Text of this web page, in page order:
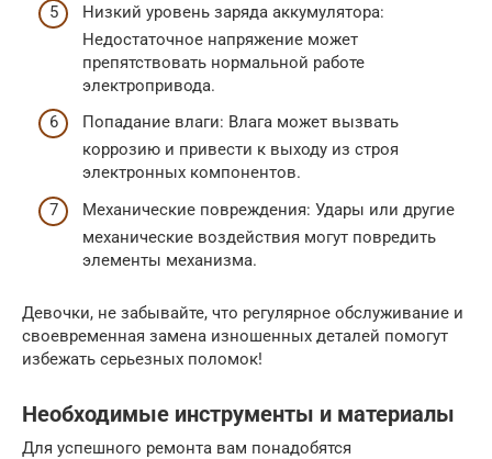
Низкий уровень заряда аккумулятора:
Недостаточное напряжение может
препятствовать нормальной работе
электропривода.
Попадание влаги: Влага может вызвать
коррозию и привести к выходу из строя
электронных компонентов.
Механические повреждения: Удары или другие
механические воздействия могут повредить
элементы механизма.
Девочки, не забывайте, что регулярное обслуживание и
своевременная замена изношенных деталей помогут
избежать серьезных поломок!
Необходимые инструменты и материалы
Для успешного ремонта вам понадобятся